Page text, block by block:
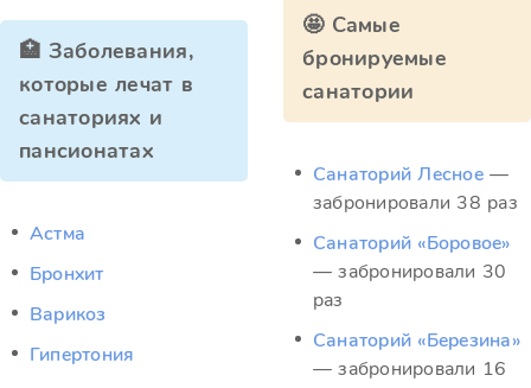
🏥 Заболевания,
которые лечат в
санаториях и
пансионатах
Астма
Бронхит
Варикоз
Гипертония
🤩 Самые
бронируемые
санатории
Санаторий Лесное —
забронировали 38 раз
Санаторий «Боровое»
— забронировали 30
раз
Санаторий «Березина»
— забронировали 16